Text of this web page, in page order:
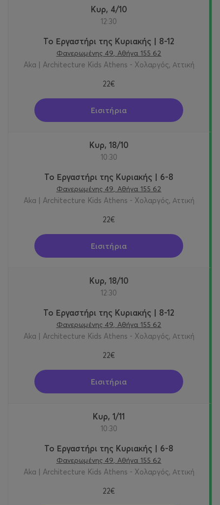
Κυριακή 09 Μαΐου 2027, 12:30-14:00
Κυριακή 06 Ιουνίου 2027, 12:30-14:00
Μέγιστος αριθμός συμμετεχόντων | 16 παιδιά ανά
εργαστήριο
Γενικές πληροφορίες:
Τ. 210 6544724
Αγορά εισιτηρίων στο Viva.gr
https://www.viva.gr/tickets/happenings/arxitektoniko-
Κυρ, 4/10
12:30
Το Εργαστήρι της Κυριακής | 8-12
Φανερωμένης 49, Αθήνα 155 62
Aka | Architecture Kids Athens - Χολαργός, Αττική
22€
Εισιτήρια
Κυρ, 18/10
10:30
Το Εργαστήρι της Κυριακής | 6-8
Φανερωμένης 49, Αθήνα 155 62
Aka | Architecture Kids Athens - Χολαργός, Αττική
22€
Εισιτήρια
Κυρ, 18/10
12:30
Το Εργαστήρι της Κυριακής | 8-12
Φανερωμένης 49, Αθήνα 155 62
Aka | Architecture Kids Athens - Χολαργός, Αττική
22€
Εισιτήρια
Κυρ, 1/11
10:30
Το Εργαστήρι της Κυριακής | 6-8
Φανερωμένης 49, Αθήνα 155 62
Aka | Architecture Kids Athens - Χολαργός, Αττική
22€